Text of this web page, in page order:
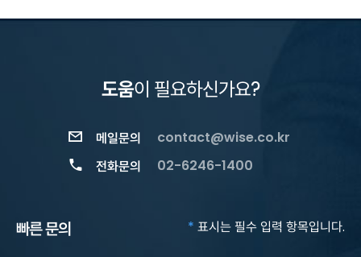
도움이 필요하신가요?
메일문의
contact@wise.co.kr
전화문의
02-6246-1400
빠른 문의 * 표시는 필수 입력 항목입니다.